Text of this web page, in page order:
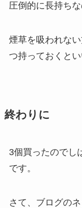
圧倒的に長持ち
煙草を吸われな
つ持っておくとい
終わりに
3個買ったのでし
です。
さて、ブログの